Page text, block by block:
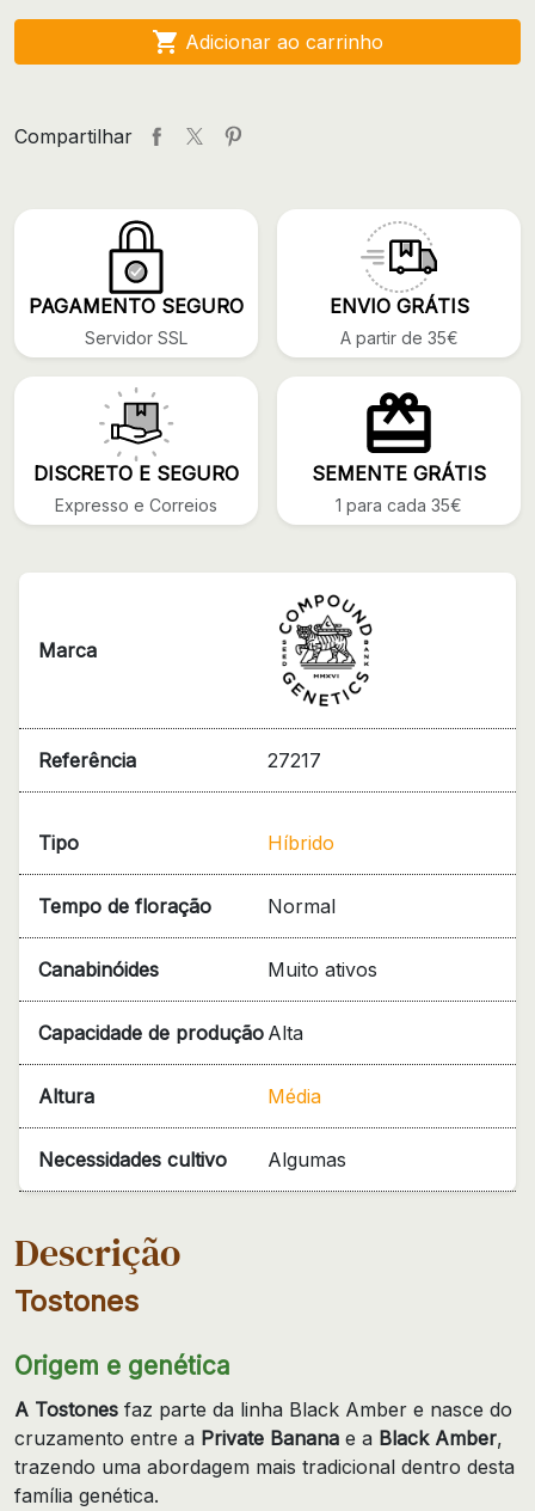
 Adicionar ao carrinho
Compartilhar
PAGAMENTO SEGURO
Servidor SSL
ENVIO GRÁTIS
A partir de 35€
DISCRETO E SEGURO
Expresso e Correios
SEMENTE GRÁTIS
1 para cada 35€
Marca
Referência 27217
Tipo Híbrido
Tempo de floração Normal
Canabinóides Muito ativos
Capacidade de produção Alta
Altura Média
Necessidades cultivo Algumas
Descrição
Tostones
Origem e genética
A Tostones faz parte da linha Black Amber e nasce do
cruzamento entre a Private Banana e a Black Amber,
trazendo uma abordagem mais tradicional dentro desta
família genética.